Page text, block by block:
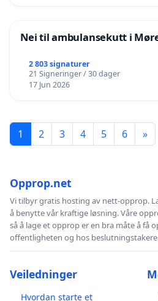
Nei til ambulansekutt i
2 803 signaturer
21 Signeringer / 30 dager
17 Jun 2026
1 2 3 4 5 6 »
Opprop.net
Vi tilbyr gratis hosting av nett-opprop.
å benytte vår kraftige løsning. Våre
så å lage et opprop er en bra måte å få
offentligheten og hos
Veiledninger
Hvordan starte et